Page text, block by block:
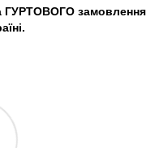
ГУРТОВОГО замовлення